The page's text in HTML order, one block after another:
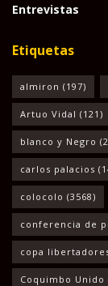
Entrevistas
Etiquetas
almiron (197)
Artuo Vidal (121)
blanco y Negro
carlos palacios
colocolo (3568)
conferencia de
copa
Coquimbo Unido